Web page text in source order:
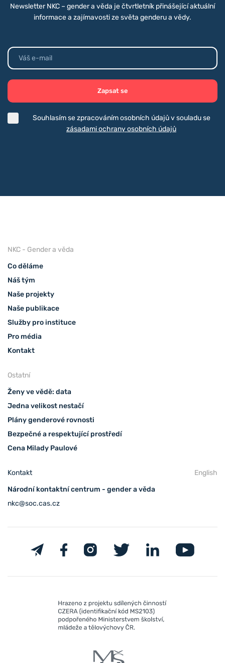
Newsletter NKC – gender a věda je čtvrtletník přinášející aktuální
informace a zajímavosti ze světa genderu a vědy.
Zapsat se
Souhlasím se zpracováním osobních údajů v souladu se
zásadami ochrany osobních údajů
NKC - Gender a věda
Co děláme
Náš tým
Naše projekty
Naše publikace
Služby pro instituce
Pro média
Kontakt
Ostatní
Ženy ve vědě: data
Jedna velikost nestačí
Plány genderové rovnosti
Bezpečné a respektující prostředí
Cena Milady Paulové
Kontakt
English
Národní kontaktní centrum - gender a věda
nkc@soc.cas.cz